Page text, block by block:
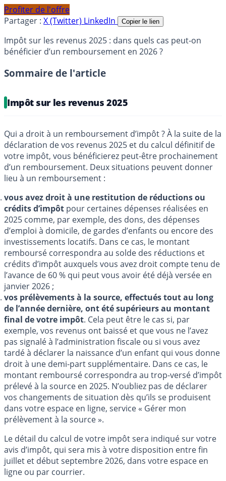
Profiter de l'offre
Partager : X (Twitter) LinkedIn Copier le lien
Impôt sur les revenus 2025 : dans quels cas peut-on
bénéficier d’un remboursement en 2026 ?
Sommaire de l'article
Impôt sur les revenus 2025
Qui a droit à un remboursement d’impôt ? À la suite de la
déclaration de vos revenus 2025 et du calcul définitif de
votre impôt, vous bénéficierez peut-être prochainement
d’un remboursement. Deux situations peuvent donner
lieu à un remboursement :
vous avez droit à une restitution de réductions ou
crédits d’impôt pour certaines dépenses réalisées en
2025 comme, par exemple, des dons, des dépenses
d’emploi à domicile, de gardes d’enfants ou encore des
investissements locatifs. Dans ce cas, le montant
remboursé correspondra au solde des réductions et
crédits d’impôt auxquels vous avez droit compte tenu de
l’avance de 60 % qui peut vous avoir été déjà versée en
janvier 2026 ;
vos prélèvements à la source, effectués tout au long
de l’année dernière, ont été supérieurs au montant
final de votre impôt. Cela peut être le cas si, par
exemple, vos revenus ont baissé et que vous ne l’avez
pas signalé à l’administration fiscale ou si vous avez
tardé à déclarer la naissance d’un enfant qui vous donne
droit à une demi-part supplémentaire. Dans ce cas, le
montant remboursé correspondra au trop-versé d’impôt
prélevé à la source en 2025. N’oubliez pas de déclarer
vos changements de situation dès qu’ils se produisent
dans votre espace en ligne, service « Gérer mon
prélèvement à la source ».
Le détail du calcul de votre impôt sera indiqué sur votre
avis d’impôt, qui sera mis à votre disposition entre fin
juillet et début septembre 2026, dans votre espace en
ligne ou par courrier.